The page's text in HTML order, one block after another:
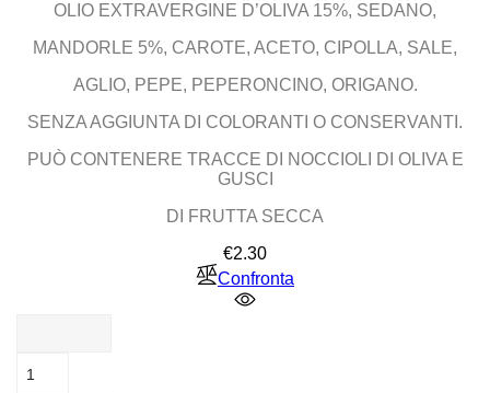
OLIO EXTRAVERGINE D’OLIVA 15%, SEDANO,
MANDORLE 5%, CAROTE, ACETO, CIPOLLA, SALE,
AGLIO, PEPE, PEPERONCINO, ORIGANO.
SENZA AGGIUNTA DI COLORANTI O CONSERVANTI.
PUÒ CONTENERE TRACCE DI NOCCIOLI DI OLIVA E
GUSCI
DI FRUTTA SECCA
€2.30Price
Confronta